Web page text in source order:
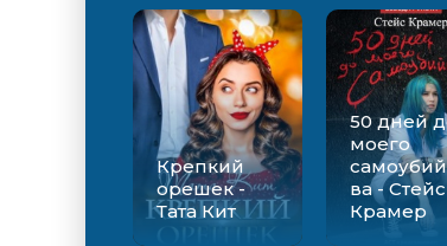
Крепкий
орешек -
Тата Кит
50 дней
моего
ва - Стейс
Крамер